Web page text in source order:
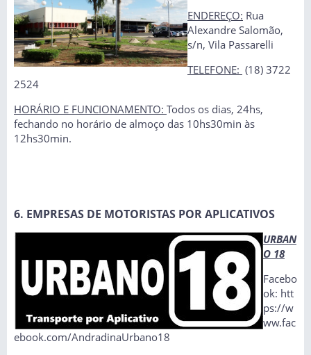
ENDEREÇO: Rua
Alexandre Salomão,
s/n, Vila Passarelli
TELEFONE: (18) 3722
2524
HORÁRIO E FUNCIONAMENTO: Todos os dias, 24hs,
fechando no horário de almoço das 10hs30min às
12hs30min.
6. EMPRESAS DE MOTORISTAS POR APLICATIVOS
URBAN
O 18
Facebo
ok: htt
ps://w
ww.fac
ebook.com/AndradinaUrbano18